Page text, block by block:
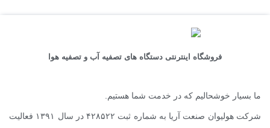
فروشگاه اینترنتی دستگاه های تصفیه آب و تصفیه هوا
ما بسیار خوشحالیم که در خدمت شما هستیم.
شرکت هولیوان صنعت آریا به شماره ثبت ۴۲۸۵۲۲ در سال ۱۳۹۱ فعالیت